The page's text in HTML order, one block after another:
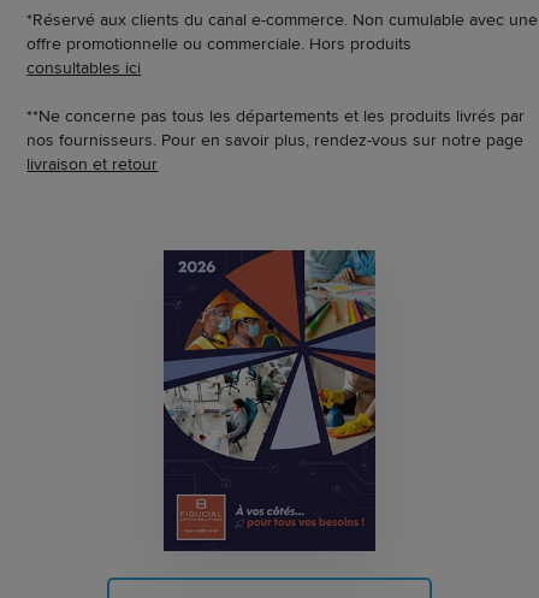
*Réservé aux clients du canal e-commerce. Non cumulable avec une
offre promotionnelle ou commerciale. Hors produits
consultables ici
**Ne concerne pas tous les départements et les produits livrés par
nos fournisseurs. Pour en savoir plus, rendez-vous sur notre page
livraison et retour